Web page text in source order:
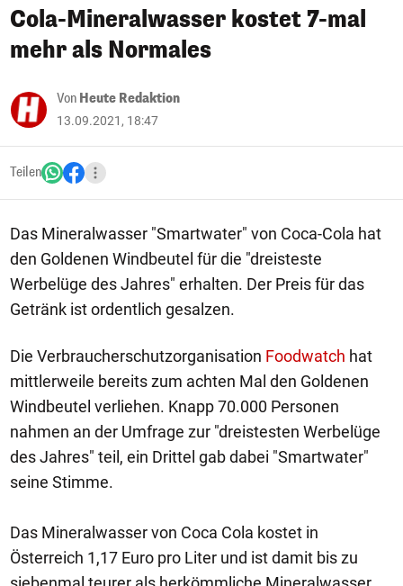
Cola-Mineralwasser kostet 7-mal
mehr als Normales
Von Heute Redaktion
13.09.2021, 18:47
Teilen
Das Mineralwasser "Smartwater" von Coca-Cola hat
den Goldenen Windbeutel für die "dreisteste
Werbelüge des Jahres" erhalten. Der Preis für das
Getränk ist ordentlich gesalzen.
Die Verbraucherschutzorganisation Foodwatch hat
mittlerweile bereits zum achten Mal den Goldenen
Windbeutel verliehen. Knapp 70.000 Personen
nahmen an der Umfrage zur "dreistesten Werbelüge
des Jahres" teil, ein Drittel gab dabei "Smartwater"
seine Stimme.
Das Mineralwasser von Coca Cola kostet in
Österreich 1,17 Euro pro Liter und ist damit bis zu